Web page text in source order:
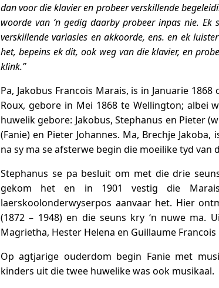
dan voor die klavier en probeer verskillende
woorde van ‘n gedig daarby probeer inpas nie.
verskillende variasies en akkoorde, ens. en ek
het, bepeins ek dit, ook weg van die klavier, en
klink.”
Pa, Jakobus Francois Marais, is in Januarie
Roux, gebore in Mei 1868 te Wellington; albei
huwelik gebore: Jakobus, Stephanus en Pieter
(Fanie) en Pieter Johannes. Ma, Brechje
na sy ma se afsterwe begin die moeilike tyd van
Stephanus se pa besluit om met die drie
gekom het en in 1901 vestig die
laerskoolonderwyserpos aanvaar het. Hier
(1872 – 1948) en die seuns kry ‘n nuwe ma.
Magrietha, Hester Helena en Guillaume
Op agtjarige ouderdom begin Fanie met
kinders uit die twee huwelike was ook musikaal.